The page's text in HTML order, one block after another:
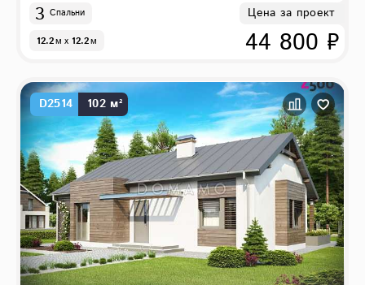
3 Спальни
12.2м x 12.2м
Цена за проект
44 800 ₽
D2514 102 м²